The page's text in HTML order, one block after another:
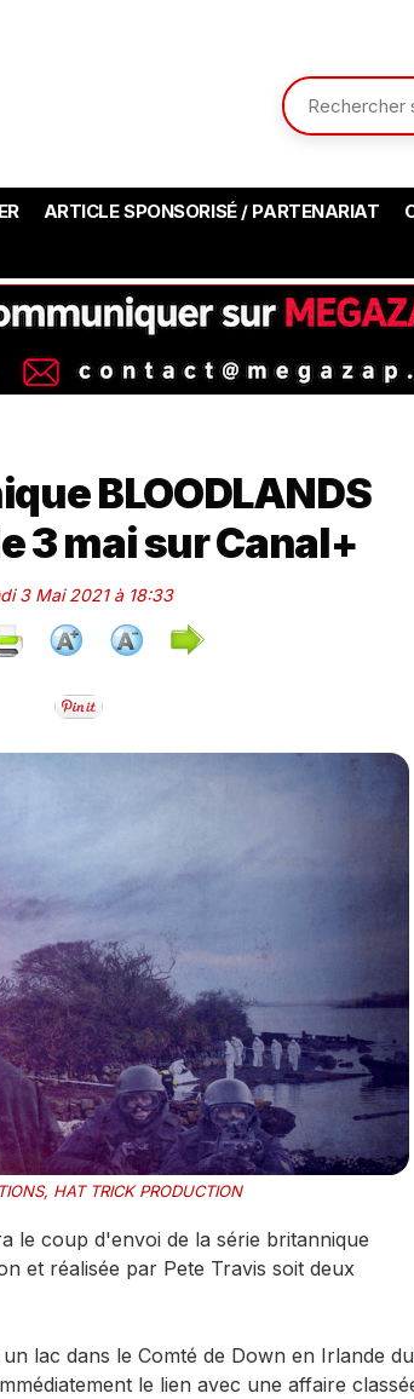
ARTICLE SPONSORISÉ / PARTENARIAT
BLOODLANDS
3 mai sur Canal+
3 Mai 2021 à 18:33
HAT TRICK PRODUCTION
le coup d'envoi de la série britannique
et réalisée par Pete Travis soit deux
lac dans le Comté de Down en Irlande du
le lien avec une affaire